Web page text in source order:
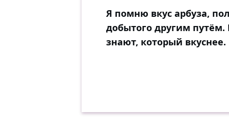
Я помню вкус арбуза,
добытого другим
знают, который вкуснее.